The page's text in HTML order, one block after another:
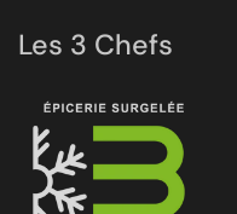
Les 3 Chefs